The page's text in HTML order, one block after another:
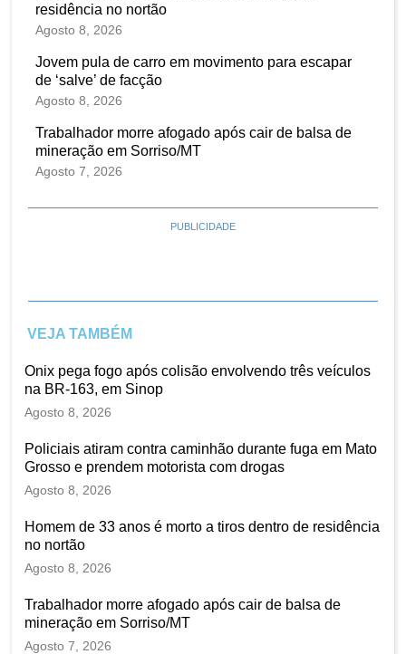
residência no nortão
Agosto 8, 2026
Jovem pula de carro em movimento para escapar
de ‘salve’ de facção
Agosto 8, 2026
Trabalhador morre afogado após cair de balsa de
mineração em Sorriso/MT
Agosto 7, 2026
PUBLICIDADE
VEJA TAMBÉM
Onix pega fogo após colisão envolvendo três veículos
na BR-163, em Sinop
Agosto 8, 2026
Policiais atiram contra caminhão durante fuga em Mato
Grosso e prendem motorista com drogas
Agosto 8, 2026
Homem de 33 anos é morto a tiros dentro de residência
no nortão
Agosto 8, 2026
Trabalhador morre afogado após cair de balsa de
mineração em Sorriso/MT
Agosto 7, 2026